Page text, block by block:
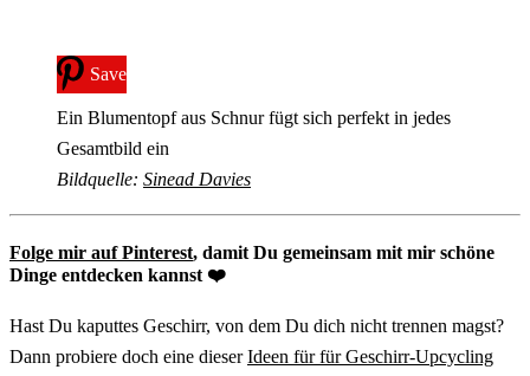
Save
Ein Blumentopf aus Schnur fügt sich perfekt in jedes
Gesamtbild ein
Bildquelle: Sinead Davies
Folge mir auf Pinterest, damit Du gemeinsam mit mir schöne
Dinge entdecken kannst ❤️
Hast Du kaputtes Geschirr, von dem Du dich nicht trennen magst?
Dann probiere doch eine dieserIdeen für für Geschirr-Upcycling